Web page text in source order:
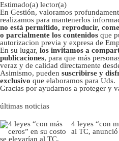
Estimado(a) lector(a)
En Gestión, valoramos
realizamos para mantenerlos
no está permitido, reproducir,
o parcialmente los contenidos que
autorizacion previa y expresa de
En su lugar, los invitamos a
publicaciones, para que más
veraz y de calidad directamente
Asimismo, pueden suscribirse y
exclusivo que elaboramos para Uds.
Gracias por ayudarnos a proteger y
últimas noticias
4 leyes “con
al TC, anunció